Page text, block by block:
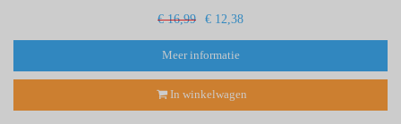
€ 16,99 € 12,38
Meer informatie
In winkelwagen